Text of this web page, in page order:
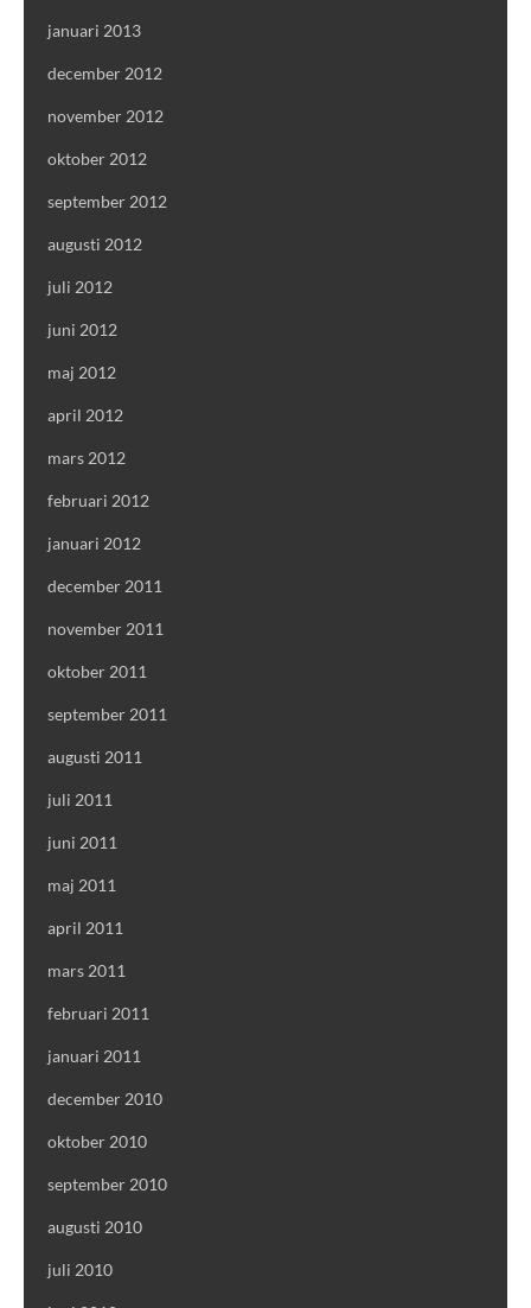
januari 2013
december 2012
november 2012
oktober 2012
september 2012
augusti 2012
juli 2012
juni 2012
maj 2012
april 2012
mars 2012
februari 2012
januari 2012
december 2011
november 2011
oktober 2011
september 2011
augusti 2011
juli 2011
juni 2011
maj 2011
april 2011
mars 2011
februari 2011
januari 2011
december 2010
oktober 2010
september 2010
augusti 2010
juli 2010